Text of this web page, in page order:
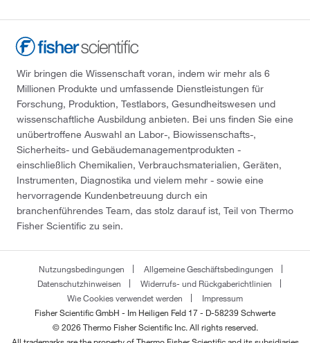
Wir bringen die Wissenschaft voran, indem wir mehr als 6
Millionen Produkte und umfassende Dienstleistungen für
Forschung, Produktion, Testlabors, Gesundheitswesen und
wissenschaftliche Ausbildung anbieten. Bei uns finden Sie eine
unübertroffene Auswahl an Labor-, Biowissenschafts-,
Sicherheits- und Gebäudemanagementprodukten -
einschließlich Chemikalien, Verbrauchsmaterialien, Geräten,
Instrumenten, Diagnostika und vielem mehr - sowie eine
hervorragende Kundenbetreuung durch ein
branchenführendes Team, das stolz darauf ist, Teil von Thermo
Fisher Scientific zu sein.
Nutzungsbedingungen
Allgemeine Geschäftsbedingungen
Datenschutzhinweisen
Widerrufs- und Rückgaberichtlinien
Wie Cookies verwendet werden
Impressum
Fisher Scientific GmbH - Im Heiligen Feld 17 - D-58239 Schwerte
© 2026 Thermo Fisher Scientific Inc. All rights reserved.